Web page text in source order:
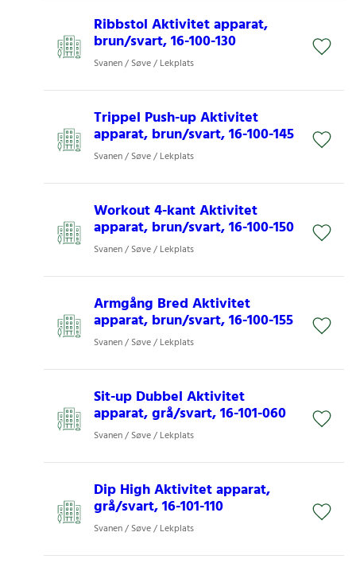
Ribbstol Aktivitet apparat,
brun/svart, 16-100-130
Svanen / Søve / Lekplats
Trippel Push-up Aktivitet
apparat, brun/svart, 16-100-145
Svanen / Søve / Lekplats
Workout 4-kant Aktivitet
apparat, brun/svart, 16-100-150
Svanen / Søve / Lekplats
Armgång Bred Aktivitet
apparat, brun/svart, 16-100-155
Svanen / Søve / Lekplats
Sit-up Dubbel Aktivitet
apparat, grå/svart, 16-101-060
Svanen / Søve / Lekplats
Dip High Aktivitet apparat,
grå/svart, 16-101-110
Svanen / Søve / Lekplats